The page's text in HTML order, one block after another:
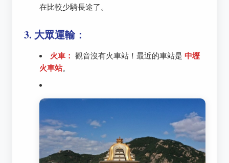
在比較少騎長途了。
3. 大眾運輸：
火車： 觀音沒有火車站！最近的車站是 中壢
火車站。